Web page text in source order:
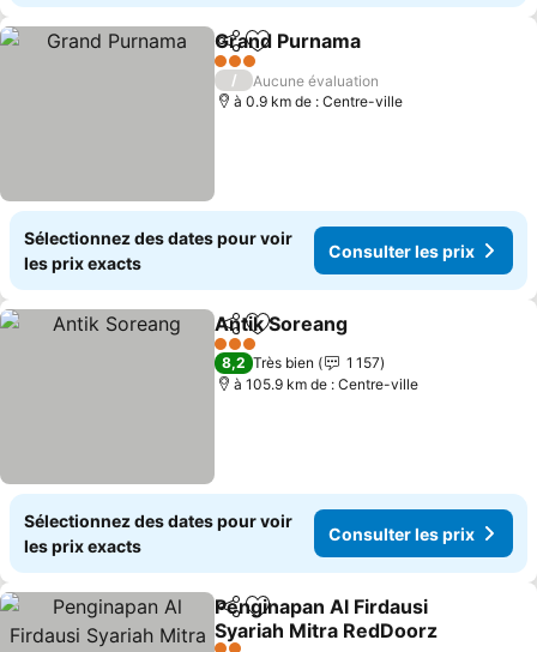
PartagerAjouter à mes favoris
Grand Purnama
3 Étoiles
/
Aucune évaluation
à 0.9 km de : Centre-ville
Sélectionnez des dates pour voir
les prix exacts
Consulter les prix
PartagerAjouter à mes favoris
Antik Soreang
3 Étoiles
8,2 Très bien
1 157
à 105.9 km de : Centre-ville
Sélectionnez des dates pour voir
les prix exacts
Consulter les prix
PartagerAjouter à mes favoris
Penginapan Al Firdausi
Syariah Mitra RedDoorz